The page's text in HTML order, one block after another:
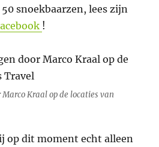
snoekbaarzen, lees zijn
!
Marco Kraal op de locaties van
op dit moment echt alleen